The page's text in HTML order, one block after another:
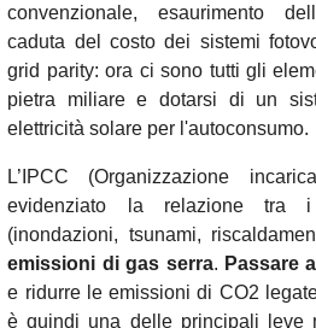
convenzionale, esaurimento
caduta del costo dei sistemi
grid parity: ora ci sono tutti gli
pietra miliare e dotarsi di un
elettricità solare per l'autoconsumo.
L’IPCC (Organizzazione
evidenziato la relazione tra i
(inondazioni, tsunami,
emissioni di gas serra. Passare
e ridurre le emissioni di CO2
è quindi una delle principali leve